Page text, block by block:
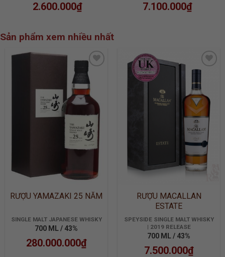
2.600.000₫ 7.100.000₫
Sản phẩm xem nhiều nhất
ADD TO
WISHLIST
RƯỢU YAMAZAKI 25 NĂM
SINGLE MALT JAPANESE WHISKY
700 ML / 43%
280.000.000₫
ADD TO
WISHLIST
RƯỢU MACALLAN
ESTATE
SPEYSIDE SINGLE MALT WHISKY
| 2019 RELEASE
700 ML / 43%
7.500.000₫